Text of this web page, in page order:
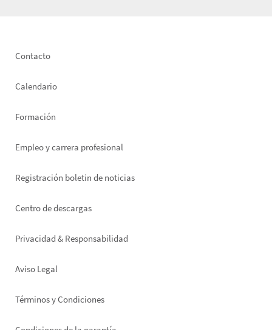
Footer
Contacto
Calendario
Formación
Empleo y carrera profesional
Registración boletin de noticias
Footer
Centro de descargas
Privacidad & Responsabilidad
Aviso Legal
Términos y Condiciones